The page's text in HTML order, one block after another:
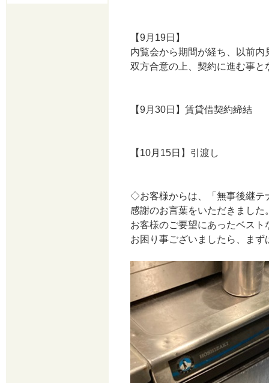
【9月19日】
内覧会から期間が経ち、以前
双方合意の上、契約に進む事と
【9月30日】賃貸借契約締結
【10月15日】引渡し
◇お客様からは、「無事後継テ
感謝のお言葉をいただきました
お客様のご要望にあったベス
お困り事ございましたら、ま